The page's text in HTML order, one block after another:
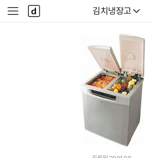
다나와
김치냉장고
사
이
다
나
와